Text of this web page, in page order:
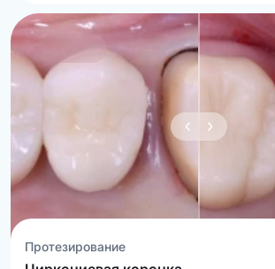
Протезирование